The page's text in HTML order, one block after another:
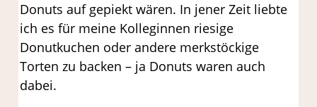
Donuts auf gepiekt wären. In jener Zeit liebte
ich es für meine Kolleginnen riesige
Donutkuchen oder andere merkstöckige
Torten zu backen – ja Donuts waren auch
dabei.